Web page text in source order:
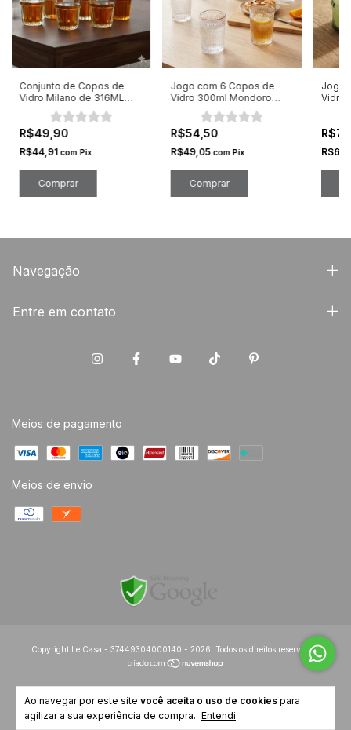
Ao navegar por este site você aceita o uso de cookies para
agilizar a sua experiência de compra. Entendi
Conjunto de Copos de
Vidro Milano de 316ML
com 6 Peças
R$49,90
R$44,91 com Pix
Jogo com 6 Copos de
Vidro 300ml Mondoro
com Borda Dourada
R$54,50
R$49,05 com Pix
Jogo
Vidro
Navegação
Entre em contato
Meios de pagamento
Meios de envio
Copyright Le Casa - 37449304000140 - 2026. Todos os direitos reservados.